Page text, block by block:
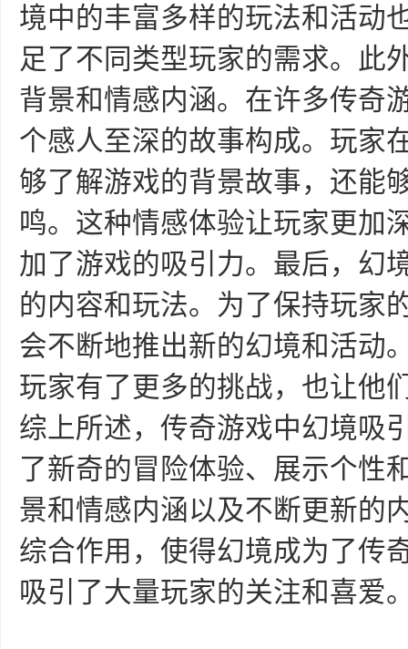
境中的丰富多样的玩法和活动
足了不同类型玩家的需求。此
背景和情感内涵。在许多传奇
个感人至深的故事构成。玩家
够了解游戏的背景故事，还能
鸣。这种情感体验让玩家更加
加了游戏的吸引力。最后，幻
的内容和玩法。为了保持玩家
会不断地推出新的幻境和活动
玩家有了更多的挑战，也让他
综上所述，传奇游戏中幻境吸
了新奇的冒险体验、展示个性
景和情感内涵以及不断更新的
综合作用，使得幻境成为了传
吸引了大量玩家的关注和喜爱